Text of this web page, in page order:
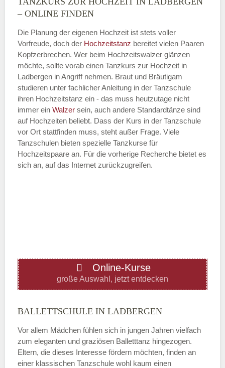
Montag
—
ÖFFNUNGSZEITEN HINZUFÜGEN
Dienstag
—
ÖFFNUNGSZEITEN HINZUFÜGEN
Donnerstag
—
ÖFFNUNGSZEITEN HINZUFÜGEN
Freitag
– ONLINE FINDEN
Die Planung der eigenen Hochzeit ist stets voller
Vorfreude, doch der Hochzeitstanz bereitet vielen Paaren
Kopfzerbrechen. Wer beim Hochzeitswalzer glänzen
möchte, sollte vorab einen Tanzkurs zur Hochzeit in
Ladbergen in Angriff nehmen. Braut und Bräutigam
studieren unter fachlicher Anleitung in der Tanzschule
ihren Hochzeitstanz ein - das muss heutzutage nicht
immer ein Walzer sein, auch andere Standardtänze sind
auf Hochzeiten beliebt. Dass der Kurs in der Tanzschule
vor Ort stattfinden muss, steht außer Frage. Viele
Tanzschulen bieten spezielle Tanzkurse für
Hochzeitspaare an. Für die vorherige Recherche bietet es
sich an, auf das Internet zurückzugreifen.
Online-Kurse
große Auswahl, jetzt entdecken
BALLETTSCHULE IN LADBERGEN
Vor allem Mädchen fühlen sich in jungen Jahren vielfach
zum eleganten und graziösen Balletttanz hingezogen.
Eltern, die dieses Interesse fördern möchten, finden an
einer klassischen Tanzschule wohl kaum einen